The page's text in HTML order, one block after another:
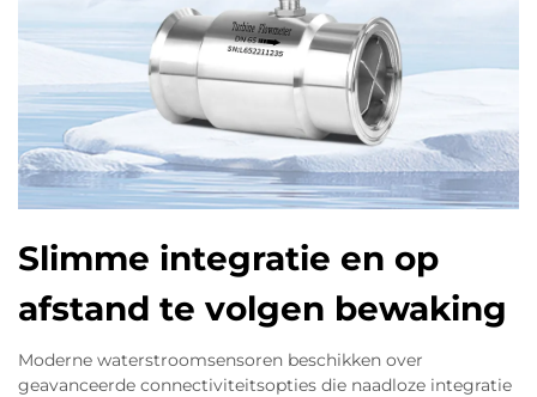
Slimme integratie en op
afstand te volgen bewaking
Moderne waterstroomsensoren beschikken over
geavanceerde connectiviteitsopties die naadloze integratie